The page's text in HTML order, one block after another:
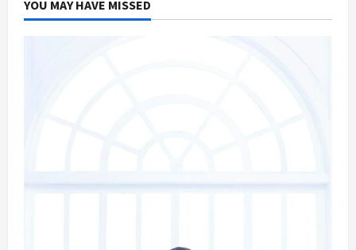
YOU MAY HAVE MISSED